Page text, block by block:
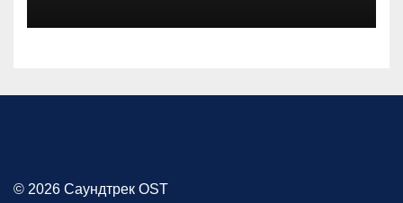
саундтрек слушать
© 2026 Саундтрек OST